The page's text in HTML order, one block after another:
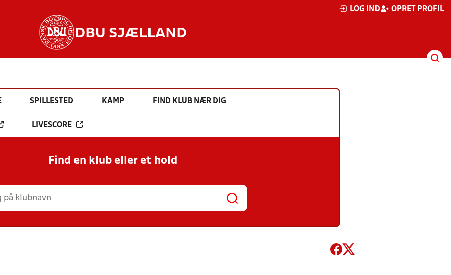
LOG IND OPRET PROFIL
DBU SJÆLLAND
SPILLESTED KAMP FIND KLUB NÆR DIG
LIVESCORE
Find en klub eller et hold